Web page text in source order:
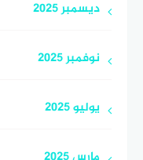
ديسمبر 2025
نوفمبر 2025
يوليو 2025